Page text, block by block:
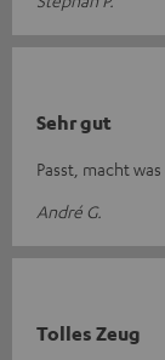
Sehr gut
Passt, macht
André G.
Tolles Zeug